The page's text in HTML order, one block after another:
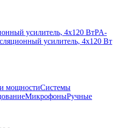
PA-
усилитель, 4х120 Вт
мощностиСистемы
МикрофоныРучные